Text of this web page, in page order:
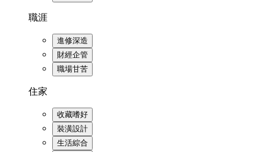
職涯
進修深造
財經企管
職場甘苦
住家
收藏嗜好
裝潢設計
生活綜合